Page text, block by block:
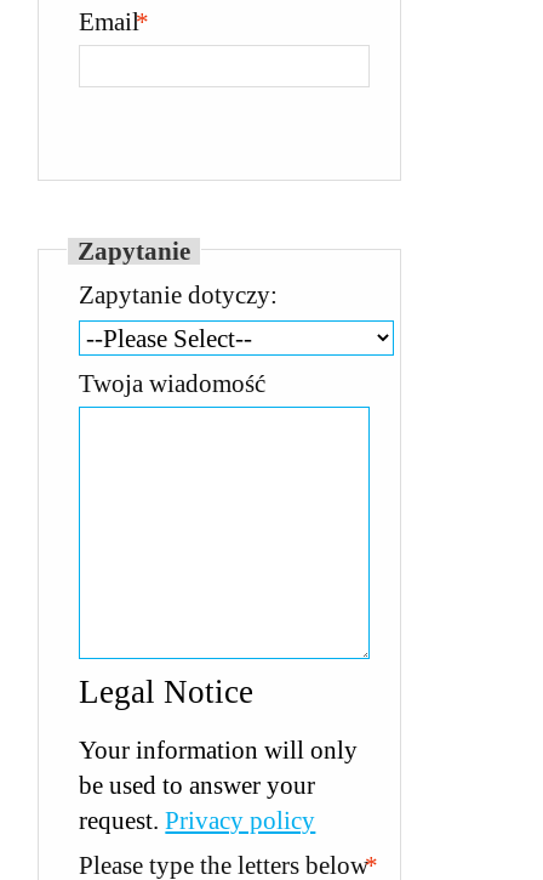
*
Email
Zapytanie
Zapytanie dotyczy:
Twoja wiadomość
Legal Notice
Your information will only
be used to answer your
request.Privacy policy
*
Please type the letters below